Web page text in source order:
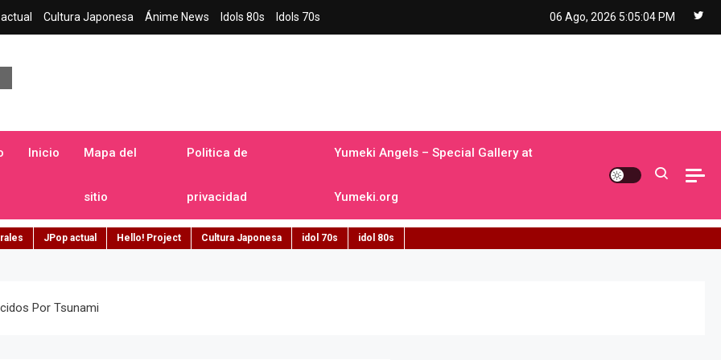
Cultura Japonesa Ánime News Idols 80s Idols 70s 06 Ago, 2026 5:05:05 PM
Inicio Mapa del
sitio
Politica de
privacidad
Yumeki Angels – Special Gallery at
Yumeki.org
JPop actual Hello! Project Cultura Japonesa idol 70s idol 80s
Por Tsunami